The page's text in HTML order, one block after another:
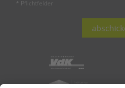
* Pflichtfelder